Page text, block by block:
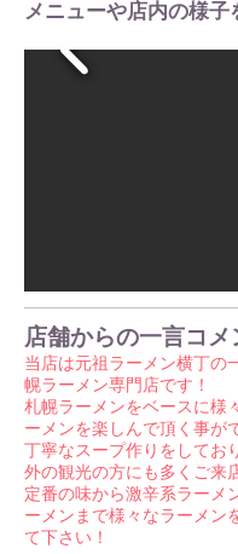
メニューや店内の様子
店舗からの一言コメ
当店は元祖ラーメン横丁の
幌ラーメン専門店です！
札幌ラーメンをベースに様
ーメンを楽しんで頂く事が
丁寧なスープ作りをしてお
外の観光の方にも多くご来
定番の味から激辛系ラーメ
ーメンまで様々なラーメン
て下さい！